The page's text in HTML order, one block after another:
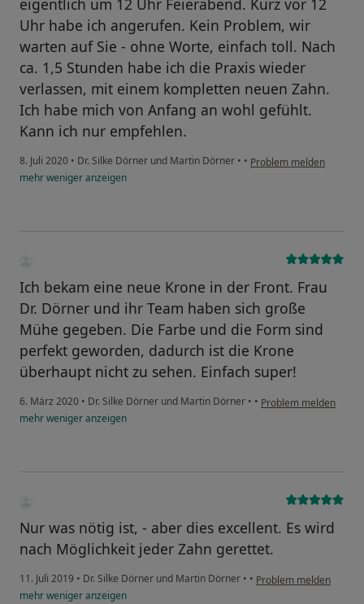
eigentlich um 12 Uhr Feierabend. Kurz vor 12
Uhr habe ich angerufen. Kein Problem, wir
warten auf Sie - ohne Worte, einfach toll. Nach
ca. 1,5 Stunden habe ich die Praxis wieder
verlassen, mit einem kompletten neuen Zahn.
Ich habe mich von Anfang an wohl gefühlt.
Kann ich nur empfehlen.
8. Juli 2020 • Dr. Silke Dörner und Martin Dörner • • Problem melden
mehrwenigeranzeigen
Ich bekam eine neue Krone in der Front. Frau
Dr. Dörner und ihr Team haben sich große
Mühe gegeben. Die Farbe und die Form sind
perfekt geworden, dadurch ist die Krone
überhaupt nicht zu sehen. Einfach super!
6. März 2020 • Dr. Silke Dörner und Martin Dörner • • Problem melden
mehrwenigeranzeigen
Nur was nötig ist, - aber dies excellent. Es wird
nach Möglichkeit jeder Zahn gerettet.
11. Juli 2019 • Dr. Silke Dörner und Martin Dörner • • Problem melden
mehrwenigeranzeigen